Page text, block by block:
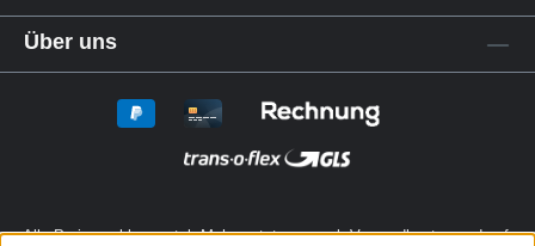
Über uns
Alle Preise exkl. gesetzl. Mehrwertsteuer zzgl.Versandkostenund ggf.